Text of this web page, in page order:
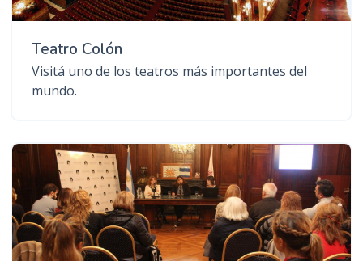
Teatro Colón
Visitá uno de los teatros más importantes del
mundo.